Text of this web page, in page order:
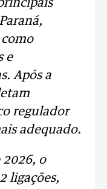
e
Após a
regulador
adequado.
o
ligações,